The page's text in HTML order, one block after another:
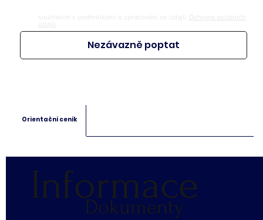
souhlasím s podmínkami o zpracování os.údajů
Ochrana osobních
údajů
Nezávazně poptat
Orientační ceník
Dokumenty
Informace